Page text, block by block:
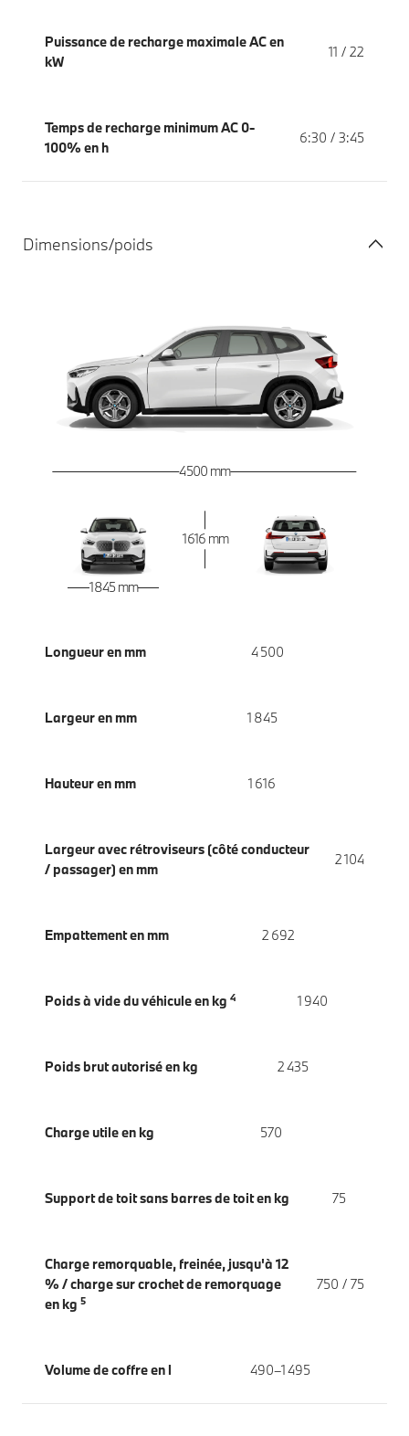
Puissance de recharge maximale AC en
kW
11 / 22
Temps de recharge minimum AC 0-
100% en h
6:30 / 3:45
Dimensions/poids
4 500 mm
1 845 mm
1 616 mm
Longueur en mm 4 500
Largeur en mm 1 845
Hauteur en mm 1 616
Largeur avec rétroviseurs (côté conducteur
/ passager) en mm
2 104
Empattement en mm 2 692
Poids à vide du véhicule en kg 4 1 940
Poids brut autorisé en kg 2 435
Charge utile en kg 570
Support de toit sans barres de toit en kg 75
Charge remorquable, freinée, jusqu'à 12
% / charge sur crochet de remorquage
en kg 5
750 / 75
Volume de coffre en l 490–1 495